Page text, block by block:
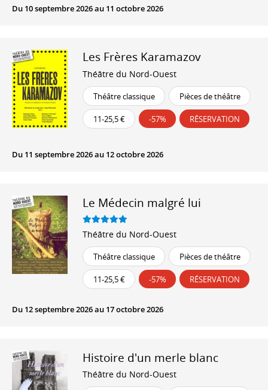
Du 10 septembre 2026 au 11 octobre 2026
Les Frères Karamazov
Théâtre du Nord-Ouest
Théâtre classique Pièces de théâtre
11-25,5 € -57% RÉSERVATION
Du 11 septembre 2026 au 12 octobre 2026
Le Médecin malgré lui
Théâtre du Nord-Ouest
Théâtre classique Pièces de théâtre
11-25,5 € -57% RÉSERVATION
Du 12 septembre 2026 au 17 octobre 2026
Histoire d'un merle blanc
Théâtre du Nord-Ouest